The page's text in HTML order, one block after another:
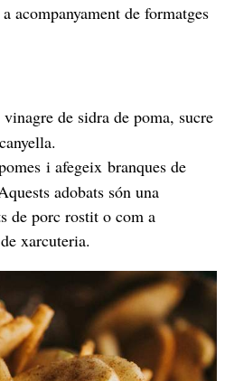
acompanyament de formatges
vinagre de sidra de poma, sucre
i afegeix branques de
adobats són una
de porc rostit o com a
xarcuteria.